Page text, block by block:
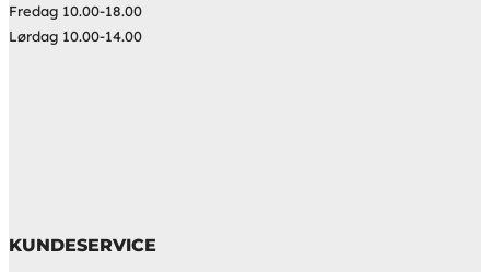
Fredag 10.00-18.00
Lørdag 10.00-14.00
KUNDESERVICE